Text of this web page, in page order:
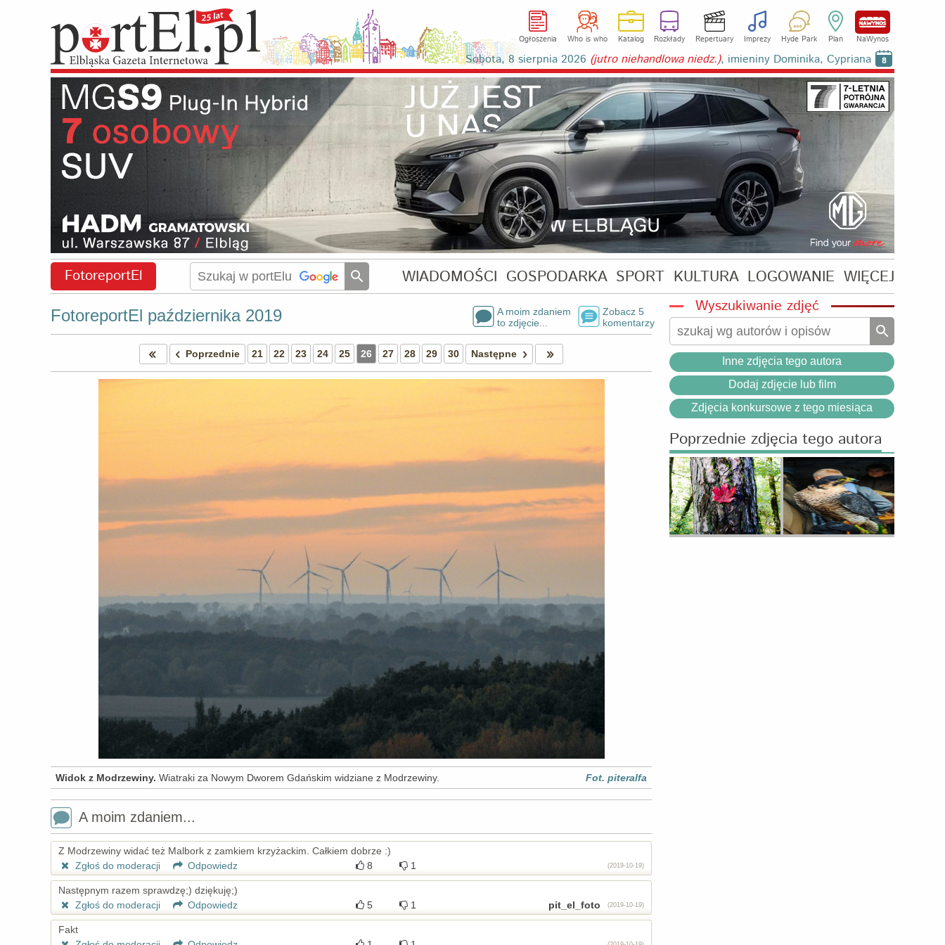
Ogłoszenia Who is who Katalog Rozkłady Repertuary Imprezy Hyde Park Plan NaWynos
Sobota, 8 sierpnia 2026 (jutro niehandlowa niedz.), imieniny Dominika, Cypriana 8
FotoreportEl WIADOMOŚCI GOSPODARKA SPORT KULTURA LOGOWANIE WIĘCEJ
FotoreportEl października 2019
A moim zdaniem
to zdjęcie...
Zobacz 5
komentarzy
Poprzednie 21 22 23 24 25 26 27 28 29 30 Następne
Widok z Modrzewiny. Wiatraki za Nowym Dworem Gdańskim widziane z Modrzewiny. Fot. piteralfa
A moim zdaniem...
Z Modrzewiny widać też Malbork z zamkiem krzyżackim. Całkiem dobrze :)
Zgłoś do moderacji
Odpowiedz 8 1 (2019-10-19)
Następnym razem sprawdzę;) dziękuję;)
Zgłoś do moderacji
Odpowiedz 5 1 pit_el_foto (2019-10-19)
Fakt
Wyszukiwanie zdjęć
Inne zdjęcia tego autora
Dodaj zdjęcie lub film
Zdjęcia konkursowe z tego miesiąca
Poprzednie zdjęcia tego autora